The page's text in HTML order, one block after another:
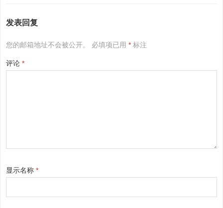
发表回复
您的邮箱地址不会被公开。 必填项已用* 标注
评论*
显示名称*